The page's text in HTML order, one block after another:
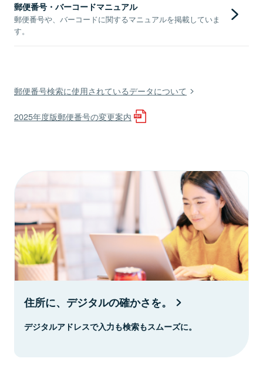
郵便番号・バーコードマニュアル
郵便番号や、バーコードに関するマニュアルを掲載していま
す。
郵便番号検索に使用されているデータについて
2025年度版郵便番号の変更案内
住所に、デジタルの確かさを。
デジタルアドレスで入力も検索もスムーズに。